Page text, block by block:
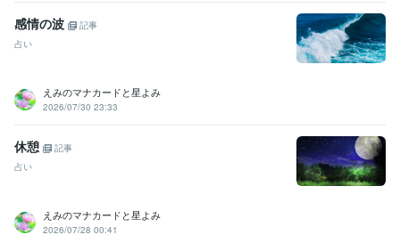
感情の波
記事
占い
えみのマナカードと星よみ
2026/07/30 23:33
休憩
記事
占い
えみのマナカードと星よみ
2026/07/28 00:41